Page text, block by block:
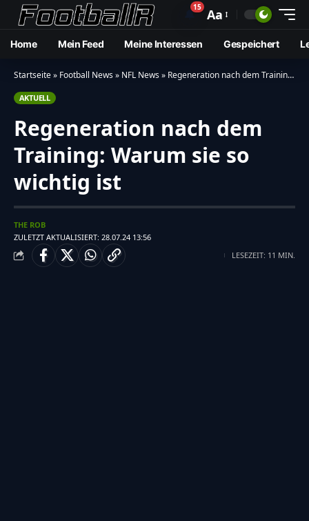
🔔15 Aa
Home Mein Feed Meine Interessen Gespeichert
Startseite» Football News» NFL News» Regeneration nach dem Training: Warum sie so wichtig ist
AKTUELL
Regeneration nach dem
Training: Warum sie so
wichtig ist
ZULETZT AKTUALISIERT: 28.07.24 13:56
THE ROB
LESEZEIT: 11 MIN.